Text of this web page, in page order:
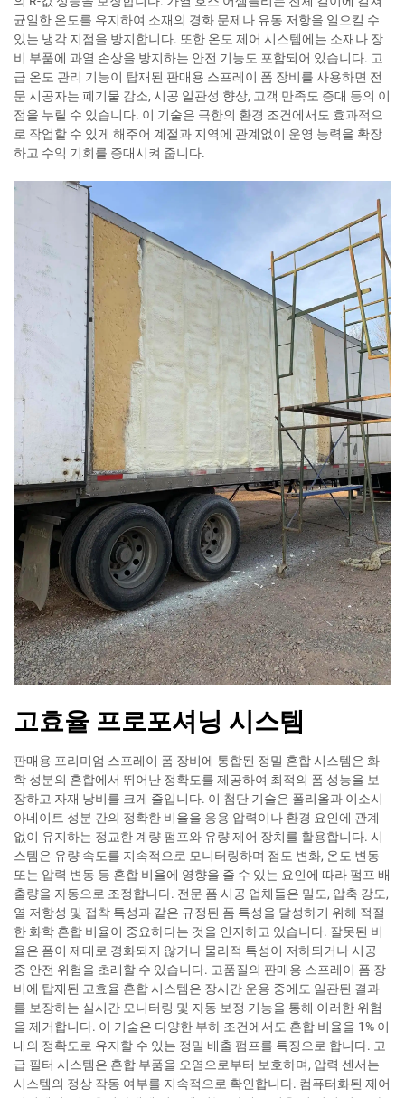
균일한 온도를 유지하여 소재의 경화 문제나 유동 저항을 일으킬 수
있는 냉각 지점을 방지합니다. 또한 온도 제어 시스템에는 소재나 장
비 부품에 과열 손상을 방지하는 안전 기능도 포함되어 있습니다. 고
급 온도 관리 기능이 탑재된 판매용 스프레이 폼 장비를 사용하면 전
문 시공자는 폐기물 감소, 시공 일관성 향상, 고객 만족도 증대 등의 이
점을 누릴 수 있습니다. 이 기술은 극한의 환경 조건에서도 효과적으
로 작업할 수 있게 해주어 계절과 지역에 관계없이 운영 능력을 확장
하고 수익 기회를 증대시켜 줍니다.
고효율 프로포셔닝 시스템
판매용 프리미엄 스프레이 폼 장비에 통합된 정밀 혼합 시스템은 화
학 성분의 혼합에서 뛰어난 정확도를 제공하여 최적의 폼 성능을 보
장하고 자재 낭비를 크게 줄입니다. 이 첨단 기술은 폴리올과 이소시
아네이트 성분 간의 정확한 비율을 응용 압력이나 환경 요인에 관계
없이 유지하는 정교한 계량 펌프와 유량 제어 장치를 활용합니다. 시
스템은 유량 속도를 지속적으로 모니터링하며 점도 변화, 온도 변동
또는 압력 변동 등 혼합 비율에 영향을 줄 수 있는 요인에 따라 펌프 배
출량을 자동으로 조정합니다. 전문 폼 시공 업체들은 밀도, 압축 강도,
열 저항성 및 접착 특성과 같은 규정된 폼 특성을 달성하기 위해 적절
한 화학 혼합 비율이 중요하다는 것을 인지하고 있습니다. 잘못된 비
율은 폼이 제대로 경화되지 않거나 물리적 특성이 저하되거나 시공
중 안전 위험을 초래할 수 있습니다. 고품질의 판매용 스프레이 폼 장
비에 탑재된 고효율 혼합 시스템은 장시간 운용 중에도 일관된 결과
를 보장하는 실시간 모니터링 및 자동 보정 기능을 통해 이러한 위험
을 제거합니다. 이 기술은 다양한 부하 조건에서도 혼합 비율을 1% 이
내의 정확도로 유지할 수 있는 정밀 배출 펌프를 특징으로 합니다. 고
급 필터 시스템은 혼합 부품을 오염으로부터 보호하며, 압력 센서는
시스템의 정상 작동 여부를 지속적으로 확인합니다. 컴퓨터화된 제어